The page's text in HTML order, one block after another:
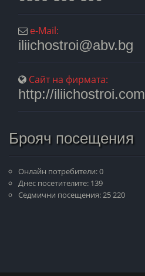
e-Mail:
iliichostroi@abv.bg
Сайт на фирмата:
http://iliichostroi.com
Брояч посещения
Онлайн потребители: 0
Днес посетителите: 139
Седмични посещения: 25 220